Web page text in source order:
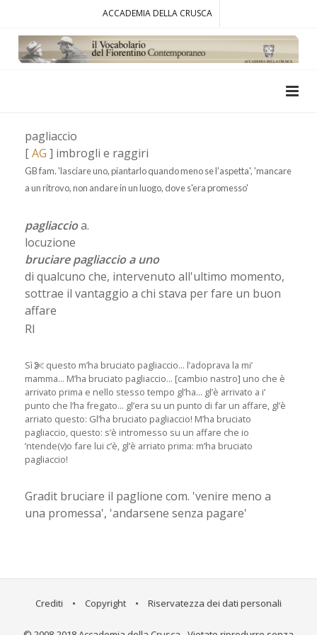
ACCADEMIA DELLA CRUSCA
pagliaccio
[AG ] imbrogli e raggiri
GB fam. 'lasciare uno, piantarlo quando meno se l'aspetta', 'mancare
a un ritrovo, non andare in un luogo, dove s'era promesso'
pagliaccioa.
locuzione
bruciare pagliaccio a uno
di qualcuno che, intervenuto all'ultimo momento,
sottrae il vantaggio a chi stava per fare un buon
affare
RI
Sì
questo m’ha bruciato pagliaccio... l’adoprava la mi’
mamma... M’ha bruciato pagliaccio... [cambio nastro] uno che è
arrivato prima e nello stesso tempo gl’ha... gl’è arrivato a i’
punto che l’ha fregato... gl’era su un punto di far un affare, gl’è
arriato questo: Gl’ha bruciato pagliaccio! M’ha bruciato
pagliaccio, questo: s’è intromesso su un affare che io
’ntende(v)o fare lui c’è, gl’è arriato prima: m’ha bruciato
pagliaccio!
Gradit bruciare il paglione com. 'venire meno a
una promessa', 'andarsene senza pagare'
Crediti • Copyright • Riservatezza dei dati personali